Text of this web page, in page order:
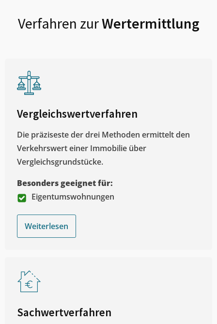
Verfahren zurWertermittlung
Vergleichswertverfahren
Die präziseste der drei Methoden ermittelt den
Verkehrswert einer Immobilie über
Vergleichsgrundstücke.
Besonders geeignet für:
Eigentumswohnungen
Weiterlesen
Sachwertverfahren